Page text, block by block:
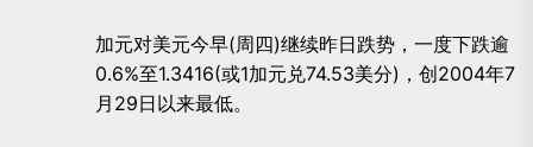
加元对美元今早(周四)继续昨日跌势，一度下跌逾
0.6%至1.3416(或1加元兑74.53美分)，创2004年7
月29日以来最低。